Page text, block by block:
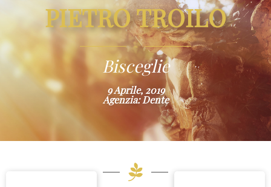
PIETRO TROILO
~
Bisceglie
9 Aprile, 2019
Agenzia: Dente